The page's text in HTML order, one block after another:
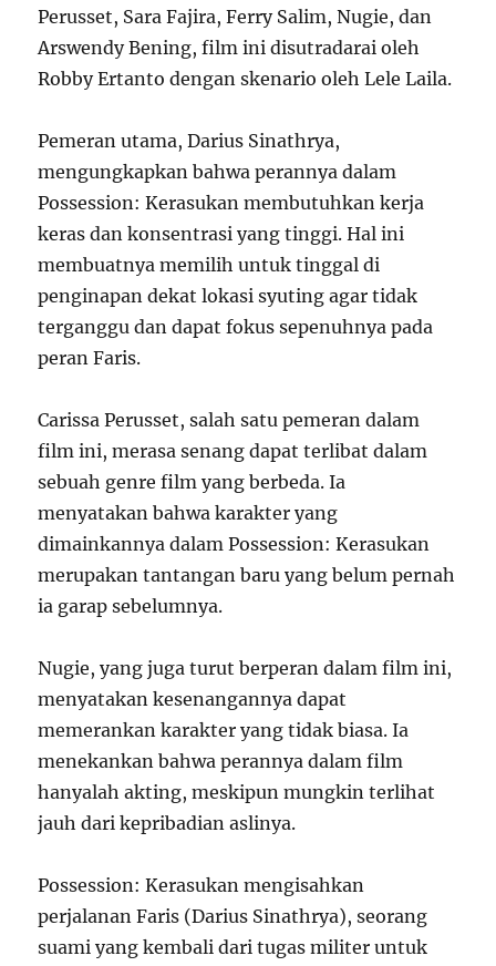
Perusset, Sara Fajira, Ferry Salim, Nugie, dan
Arswendy Bening, film ini disutradarai oleh
Robby Ertanto dengan skenario oleh Lele Laila.
Pemeran utama, Darius Sinathrya,
mengungkapkan bahwa perannya dalam
Possession: Kerasukan membutuhkan kerja
keras dan konsentrasi yang tinggi. Hal ini
membuatnya memilih untuk tinggal di
penginapan dekat lokasi syuting agar tidak
terganggu dan dapat fokus sepenuhnya pada
peran Faris.
Carissa Perusset, salah satu pemeran dalam
film ini, merasa senang dapat terlibat dalam
sebuah genre film yang berbeda. Ia
menyatakan bahwa karakter yang
dimainkannya dalam Possession: Kerasukan
merupakan tantangan baru yang belum pernah
ia garap sebelumnya.
Nugie, yang juga turut berperan dalam film ini,
menyatakan kesenangannya dapat
memerankan karakter yang tidak biasa. Ia
menekankan bahwa perannya dalam film
hanyalah akting, meskipun mungkin terlihat
jauh dari kepribadian aslinya.
Possession: Kerasukan mengisahkan
perjalanan Faris (Darius Sinathrya), seorang
suami yang kembali dari tugas militer untuk